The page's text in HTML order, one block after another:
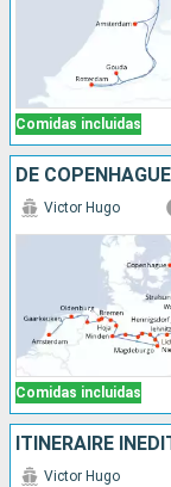
Comidas incluidas
Comidas incluidas
Victor Hugo
Victor Hugo